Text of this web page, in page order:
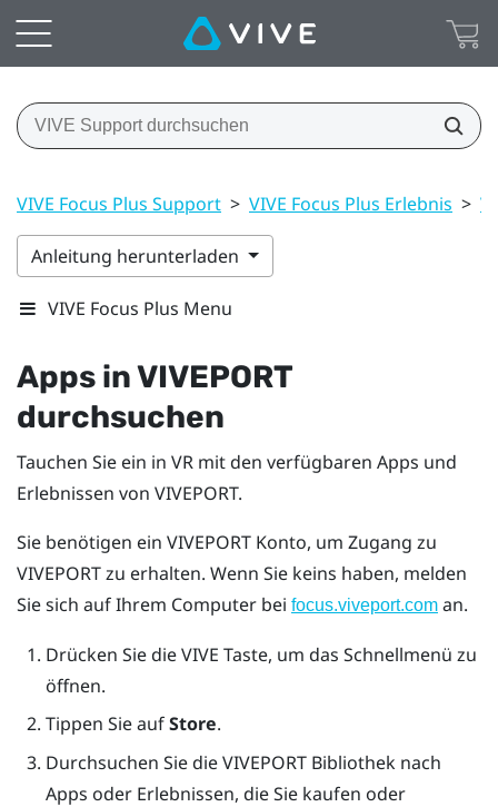
VIVE Focus Plus Support > VIVE Focus Plus Erlebnis >
Anleitung herunterladen
VIVE Focus Plus Menu
Apps inVIVEPORT
durchsuchen
Tauchen Sie ein in VR mit den verfügbaren Apps und
Erlebnissen von VIVEPORT.
Sie benötigen ein VIVEPORT Konto, um Zugang zu
VIVEPORTzu erhalten. Wenn Sie keins haben, melden
Sie sich auf Ihrem Computer bei focus.viveport.com an.
Drücken Sie dieVIVE Taste, um das Schnellmenü zu
öffnen.
Tippen Sie aufStore.
Durchsuchen Sie dieVIVEPORTBibliothek nach
Apps oder Erlebnissen, die Sie kaufen oder